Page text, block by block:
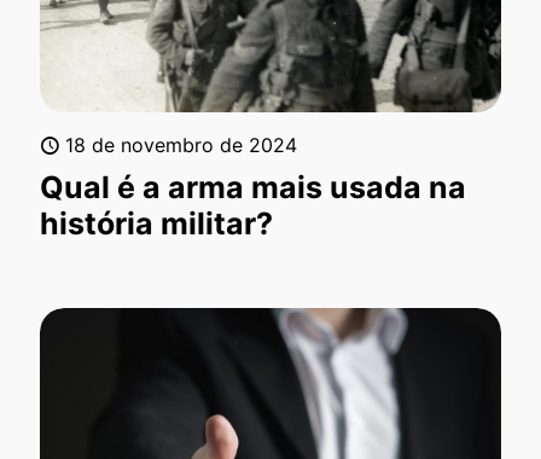
18 de novembro de 2024
Qual é a arma mais usada na
história militar?